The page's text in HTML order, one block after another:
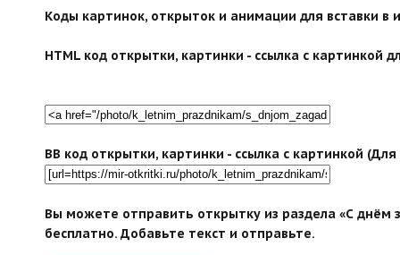
Коды картинок, открыток и анимации для вставки в
HTML код открытки, картинки - ссылка с картинкой
BB код открытки, картинки - ссылка с картинкой
Вы можете отправить открытку из раздела «С
бесплатно. Добавьте текст и отправьте.